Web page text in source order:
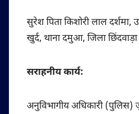
सुरेश पिता किशोरी लाल दर्शमा,
खुर्द, थाना दमुआ, जिला
सराहनीय कार्य:
अनुविभागीय अधिकारी (पुलिस)